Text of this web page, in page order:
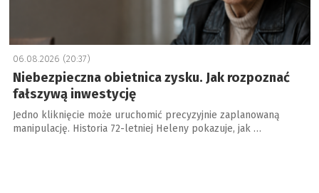
06.08.2026 (20:37)
Niebezpieczna obietnica zysku. Jak rozpoznać
fałszywą inwestycję
Jedno kliknięcie może uruchomić precyzyjnie zaplanowaną
manipulację. Historia 72-letniej Heleny pokazuje, jak …